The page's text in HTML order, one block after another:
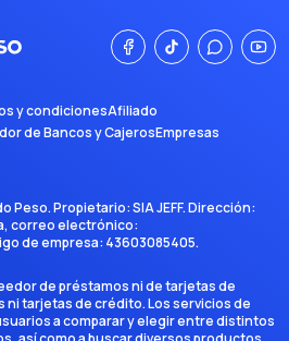
y condicionesAfiliado
de Bancos y CajerosEmpresas
Peso. Propietario:SIA JEFF. Dirección:
, correo electrónico:
de empresa: 43603085405.
de préstamos ni de tarjetas de
tarjetas de crédito. Los servicios de
a comparar y elegir entre distintos